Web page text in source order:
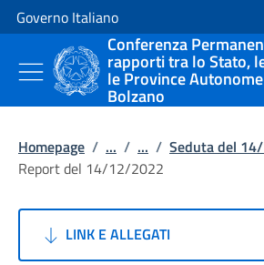
Vai al contenuto
Vai alla navigazione del sito
Governo Italiano
Conferenza
rapporti tra lo Stato,
le Province
Bolzano
Homepage / ... / ... / Seduta del
Report del 14/12/2022
LINK E ALLEGATI